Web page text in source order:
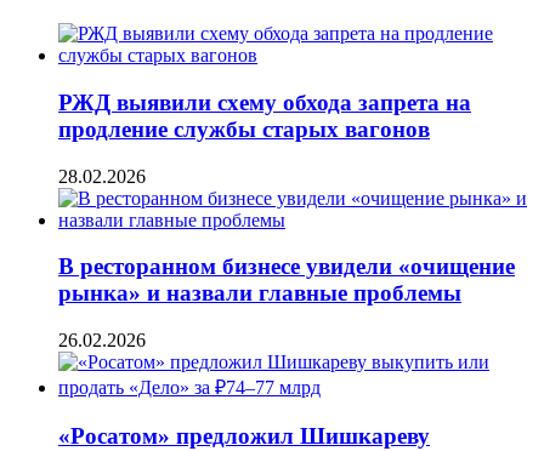
РЖД выявили схему обхода запрета на
продление службы старых вагонов
28.02.2026
В ресторанном бизнесе увидели «очищение
рынка» и назвали главные проблемы
26.02.2026
«Росатом» предложил Шишкареву